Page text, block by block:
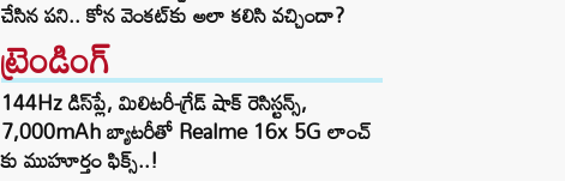
చేసిన పని.. కోన వెంకట్‌కు అలా కలిసి వచ్చిందా?
ట్రెండింగ్‌
144Hz డిస్‌ప్లే, మిలిటరీ-గ్రేడ్ షాక్ రెసిస్టన్స్,
7,000mAh బ్యాటరీతో Realme 16x 5G లాంచ్
కు ముహూర్తం ఫిక్స్..!